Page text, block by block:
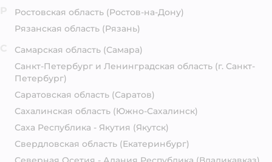
Ростовская область (Ростов-на-Дону)
Рязанская область (Рязань)
Самарская область (Самара)
Санкт-Петербург и Ленинградская область (г. Санкт-
Петербург)
Саратовская область (Саратов)
Сахалинская область (Южно-Сахалинск)
Саха Республика - Якутия (Якутск)
Свердловская область (Екатеринбург)